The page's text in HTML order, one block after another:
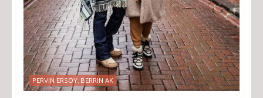
PERVIN ERSOY, BERRIN AK